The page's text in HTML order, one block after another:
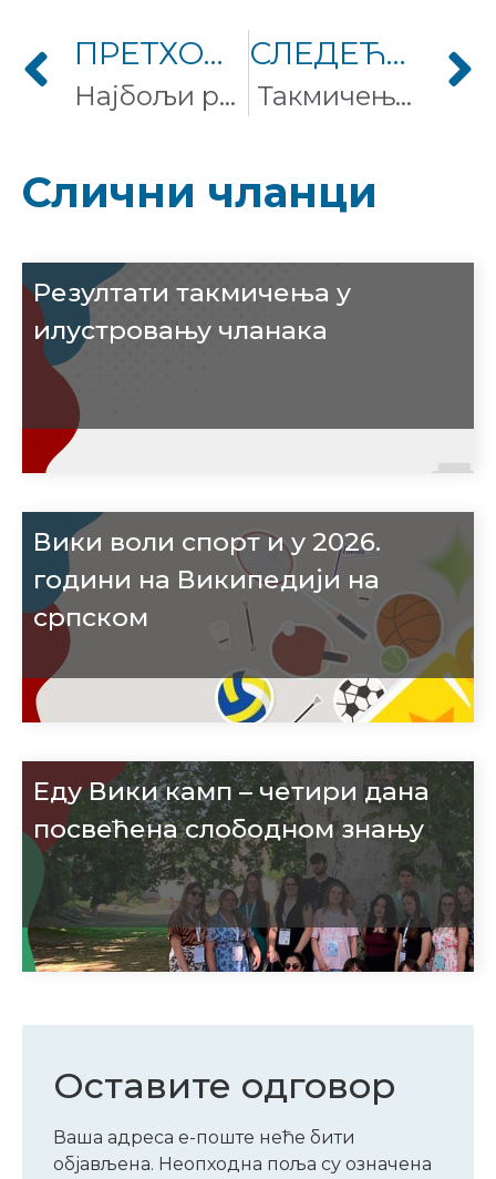
ПРЕТХОДНИ ЧЛАНАК
Најбољи резултат на глобалном нивоу!
СЛЕДЕЋИ ЧЛАНАК
Такмичење У свету Флоре и Фауне на Википедији на српском језику!
Слични чланци
Резултати такмичења у
илустровању чланака
Вики воли спорт и у 2026.
години на Википедији на
српском
Еду Вики камп – четири дана
посвећена слободном знању
Оставите одговор
Ваша адреса е-поште неће бити
објављена. Неопходна поља су означена